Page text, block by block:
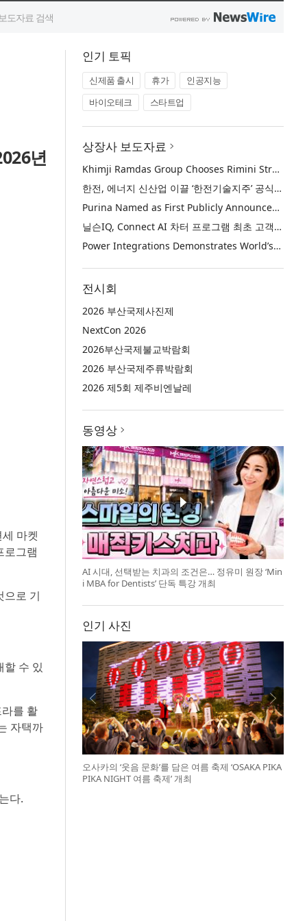
년
마켓
로그램
으로 기
할 수 있
를 활
자택까
다.
인기 토픽
신제품 출시 휴가
인공지능
바이오테크
스타트업
상장사 보도자료
Khimji Ramdas Group Chooses Rimini Street to Reduce SAP Support Costs, Protect 700+ Customizations and Reinvest Savings in Innovation
한전, 에너지 신산업 이끌 ‘한전기술지주’ 공식 출범
Purina Named as First Publicly Announced NIQ ConnectAI Charter Client
닐슨IQ, Connect AI 차터 프로그램 최초 고객사 ‘퓨리나’ 선정
Power Integrations Demonstrates World’s First 2200 V GaN Technology for Next-Era High-Voltage Power Systems
전시회
2026 부산국제사진제
NextCon 2026
2026부산국제불교박람회
2026 부산국제주류박람회
2026 제5회 제주비엔날레
동영상
AI 시대, 선택받는 치과의 조건은… 정유미 원장 ‘Min
i MBA for Dentists’ 단독 특강 개최
인기 사진
오사카의 ‘웃음 문화’를 담은 여름 축제 ‘OSAKA PIKA
PIKA NIGHT 여름 축제’ 개최